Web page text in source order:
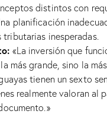
distintos con
planificación
inesperadas.
«La inversión que
más grande, sino la
tienen un sexto
realmente valoran al